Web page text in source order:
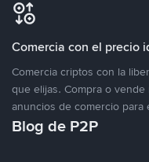
Comercia con el precio
Comercia criptos con la
que elijas. Compra o
anuncios de comercio
Blog de P2P